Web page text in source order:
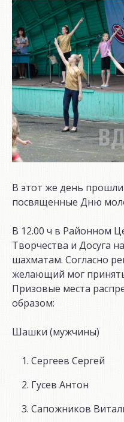
В этот же день
посвященные Дню
В 12.00 ч в Районном
Творчества и Досуга
шахматам. Согласно
желающий мог
Призовые места
образом:
Шашки (мужчины)
Сергеев Сергей
Гусев Антон
Сапожников